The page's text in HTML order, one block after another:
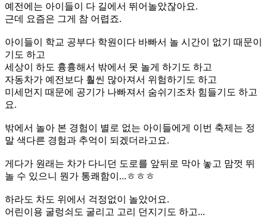
예전에는 아이들이 다 길에서 뛰어놀았잖아요.
근데 요즘은 그게 참 어렵죠.
아이들이 학교 공부다 학원이다 바빠서 놀 시간이 없기 때문이
기도 하고
세상이 하도 흉흉해서 밖에서 못 놀게 하기도 하고
자동차가 예전보다 훨씬 많아져서 위험하기도 하고
미세먼지 때문에 공기가 나빠져서 숨쉬기조차 힘들기도 하고
요.
밖에서 놀아 본 경험이 별로 없는 아이들에게 이번 축제는 정
말 색다른 경험과 추억이 되겠더라고요.
게다가 원래는 차가 다니던 도로를 앞뒤로 막아 놓고 맘껏 뛰
놀 수 있으니 뭔가 통쾌함이...ㅎㅎㅎ
하라도 차도 위에서 걱정없이 놀았어요.
어린이용 굴렁쇠도 굴리고 고리 던지기도 하고...